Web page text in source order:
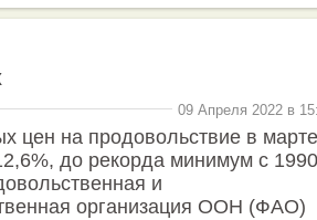
09 Апреля 2022 в
цен на продовольствие в марте
до рекорда минимум с
и
организация ООН (ФАО)